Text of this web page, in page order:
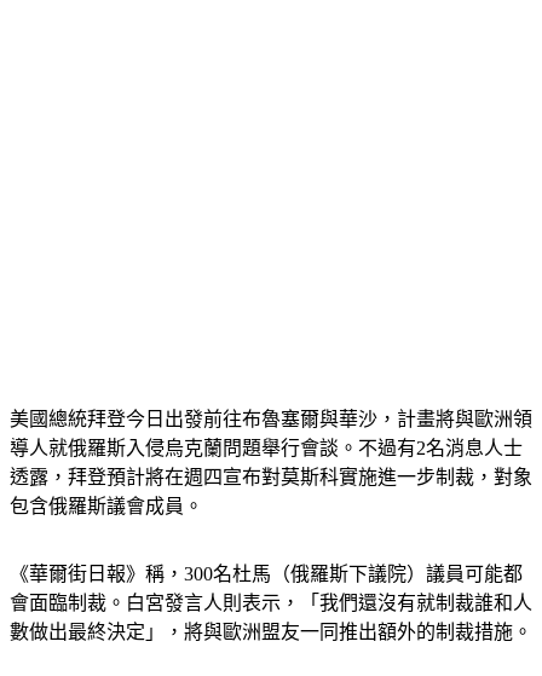
美國總統拜登今日出發前往布魯塞爾與華沙，計畫將與歐洲領
導人就俄羅斯入侵烏克蘭問題舉行會談。不過有2名消息人士
透露，拜登預計將在週四宣布對莫斯科實施進一步制裁，對象
包含俄羅斯議會成員。
《華爾街日報》稱，300名杜馬（俄羅斯下議院）議員可能都
會面臨制裁。白宮發言人則表示，「我們還沒有就制裁誰和人
數做出最終決定」，將與歐洲盟友一同推出額外的制裁措施。